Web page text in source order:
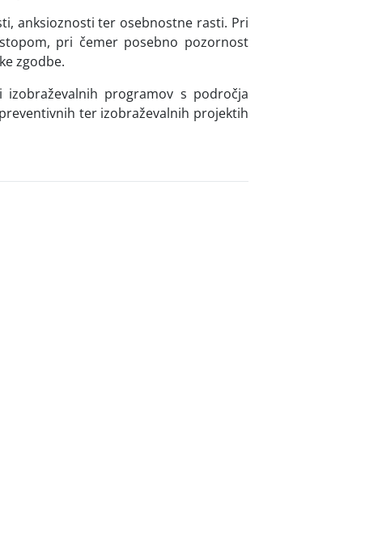
anksioznosti ter osebnostne rasti. Pri
pri čemer posebno pozornost
zgodbe.
programov s področja
ter izobraževalnih projektih